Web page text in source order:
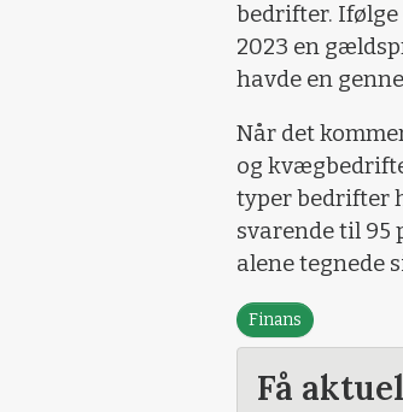
bedrifter.
2023 en
havde en
Når det
og
typer bedrifter
svarende til 95
alene tegnede
Finans
Få